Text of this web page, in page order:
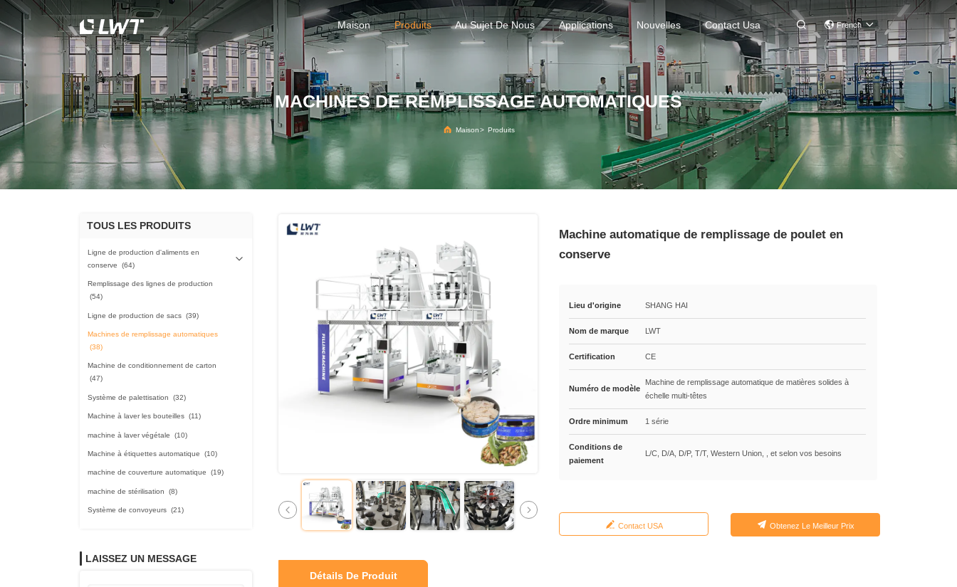
Maison Produits Au Sujet De Nous Applications Nouvelles Contact Usa  French
MACHINES DE REMPLISSAGE AUTOMATIQUES
Maison> Produits
TOUS LES PRODUITS
Ligne de production d'aliments en
conserve
(64)
Remplissage des lignes de production
(54)
Ligne de production de sacs (39)
Machines de remplissage automatiques
(38)
Machine de conditionnement de carton
(47)
Système de palettisation (32)
Machine à laver les bouteilles (11)
machine à laver végétale (10)
Machine à étiquettes automatique (10)
machine de couverture automatique (19)
machine de stérilisation (8)
Système de convoyeurs (21)
LAISSEZ UN MESSAGE
Machine automatique de remplissage de poulet en
conserve
Lieu d'origine SHANG HAI
Nom de marque LWT
Certification CE
Numéro de modèle
Machine de remplissage automatique de matières solides à
échelle multi-têtes
Ordre minimum 1 série
Conditions de
paiement
L/C, D/A, D/P, T/T, Western Union, , et selon vos besoins
Contact USA Obtenez Le Meilleur Prix
Détails De Produit